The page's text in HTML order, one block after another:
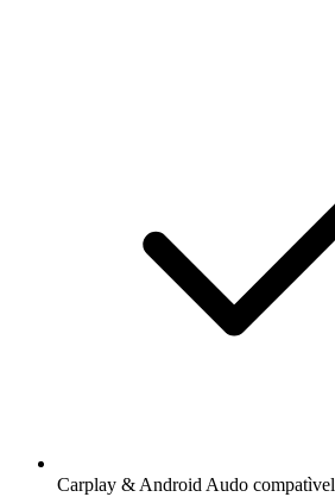
Carplay & Android Audo compatìvel